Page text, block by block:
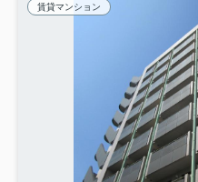
賃貸マンション